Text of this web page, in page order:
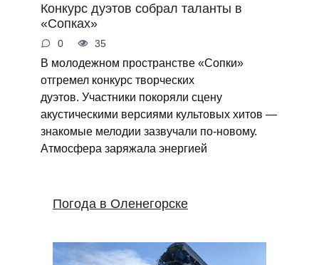
Конкурс дуэтов собрал таланты в
«Сопках»
0 35
В молодежном пространстве «Сопки»
отгремел конкурс творческих
дуэтов. Участники покоряли сцену
акустическими версиями культовых хитов —
знакомые мелодии зазвучали по‑новому.
Атмосфера заряжала энергией
Погода в Оленегорске